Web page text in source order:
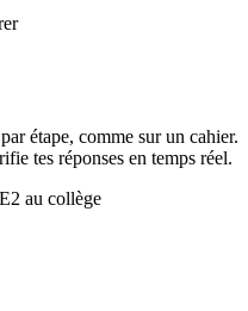
étape, comme sur un cahier.
tes réponses en temps réel.
au collège